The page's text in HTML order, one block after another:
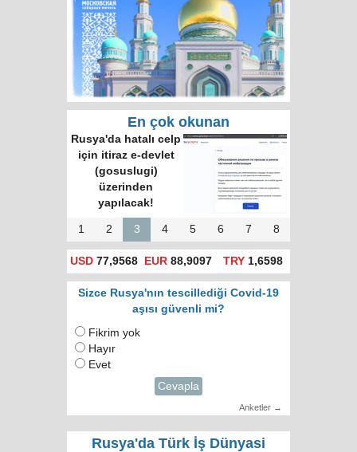
En çok okunan
Rusya'da hatalı celp
için itiraz e-devlet
(gosuslugi)
üzerinden
yapılacak!
1 2 3 4 5 6 7 8
USD 77,9568 EUR 88,9097 TRY1,6598
Sizce Rusya'nın tescillediği Covid-19
aşısı güvenli mi?
Fikrim yok
Hayır
Evet
Cevapla
Anketler →
Rusya'da Türk İş Dünyasi